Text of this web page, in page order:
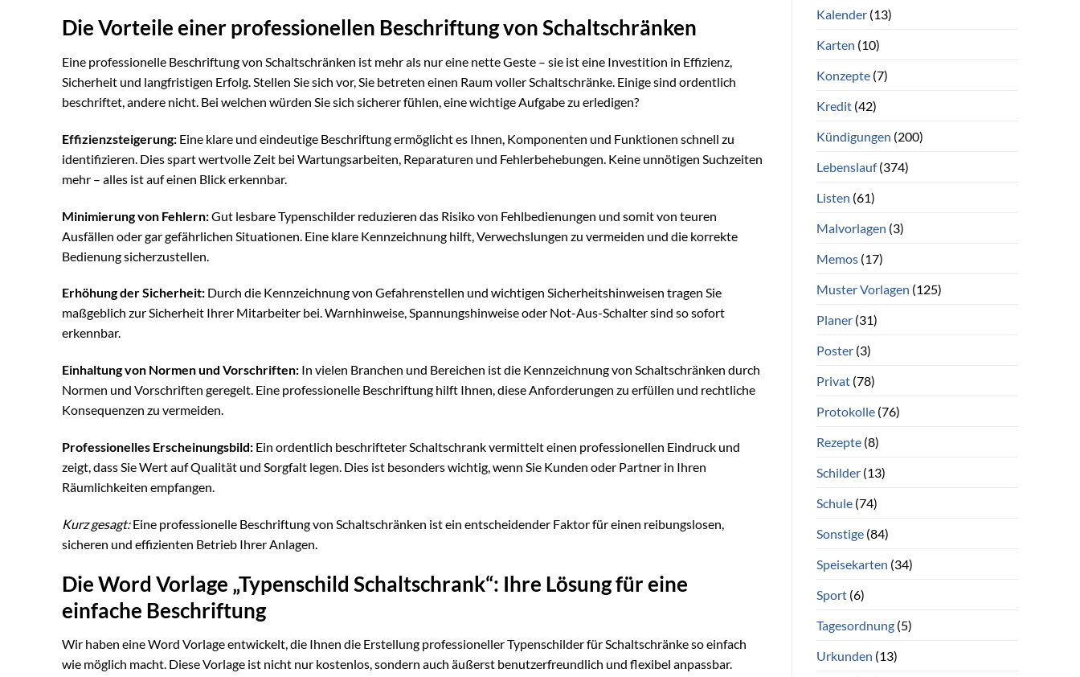
Die Vorteile einer professionellen Beschriftung von Schaltschränken
Eine professionelle Beschriftung von Schaltschränken ist mehr als nur eine nette Geste – sie ist eine Investition in Effizienz,
Sicherheit und langfristigen Erfolg. Stellen Sie sich vor, Sie betreten einen Raum voller Schaltschränke. Einige sind ordentlich
beschriftet, andere nicht. Bei welchen würden Sie sich sicherer fühlen, eine wichtige Aufgabe zu erledigen?
Effizienzsteigerung: Eine klare und eindeutige Beschriftung ermöglicht es Ihnen, Komponenten und Funktionen schnell zu
identifizieren. Dies spart wertvolle Zeit bei Wartungsarbeiten, Reparaturen und Fehlerbehebungen. Keine unnötigen Suchzeiten
mehr – alles ist auf einen Blick erkennbar.
Minimierung von Fehlern:Gut lesbare Typenschilder reduzieren das Risiko von Fehlbedienungen und somit von teuren
Ausfällen oder gar gefährlichen Situationen. Eine klare Kennzeichnung hilft, Verwechslungen zu vermeiden und die korrekte
Bedienung sicherzustellen.
Erhöhung der Sicherheit: Durch die Kennzeichnung von Gefahrenstellen und wichtigen Sicherheitshinweisen tragen Sie
maßgeblich zur Sicherheit Ihrer Mitarbeiter bei. Warnhinweise, Spannungshinweise oder Not-Aus-Schalter sind so sofort
erkennbar.
Einhaltung von Normen und Vorschriften: In vielen Branchen und Bereichen ist die Kennzeichnung von Schaltschränken durch
Normen und Vorschriften geregelt. Eine professionelle Beschriftung hilft Ihnen, diese Anforderungen zu erfüllen und rechtliche
Konsequenzen zu vermeiden.
Professionelles Erscheinungsbild: Ein ordentlich beschrifteter Schaltschrank vermittelt einen professionellen Eindruck und
zeigt, dass Sie Wert auf Qualität und Sorgfalt legen. Dies ist besonders wichtig, wenn Sie Kunden oder Partner in Ihren
Räumlichkeiten empfangen.
Kurz gesagt:Eine professionelle Beschriftung von Schaltschränken ist ein entscheidender Faktor für einen reibungslosen,
sicheren und effizienten Betrieb Ihrer Anlagen.
Die Word Vorlage „Typenschild Schaltschrank“: Ihre Lösung für eine
einfache Beschriftung
Wir haben eine Word Vorlage entwickelt, die Ihnen die Erstellung professioneller Typenschilder für Schaltschränke so einfach
wie möglich macht. Diese Vorlage ist nicht nur kostenlos, sondern auch äußerst benutzerfreundlich und flexibel anpassbar.
Kalender(13)
Karten (10)
Konzepte(7)
Kredit(42)
Kündigungen (200)
Lebenslauf(374)
Listen (61)
Malvorlagen (3)
Memos(17)
Muster Vorlagen (125)
Planer(31)
Poster(3)
Privat(78)
Protokolle(76)
Rezepte(8)
Schilder(13)
Schule(74)
Sonstige(84)
Speisekarten (34)
Sport(6)
Tagesordnung(5)
Urkunden (13)